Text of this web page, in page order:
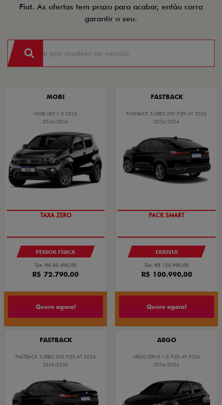
Fiat. As ofertas tem prazo para acabar, então corra
garantir o seu.
MOBI
MOBI LIKE 1.0 2026
2026/2026
PESSOA FÍSICA
De: R$ 85.490,00
R$ 72.790,00
Quero agora!
FASTBACK
FASTBACK TURBO 200 FLEX AT 2026
2026/2026
PACK SMART
TAXISTA
De: R$ 126.990,00
R$ 100.990,00
Quero agora!
FASTBACK
FASTBACK TURBO 200 FLEX AT 2026
2026/2026
ARGO
ARGO DRIVE 1.0 FLEX 4P 2026
2026/2026